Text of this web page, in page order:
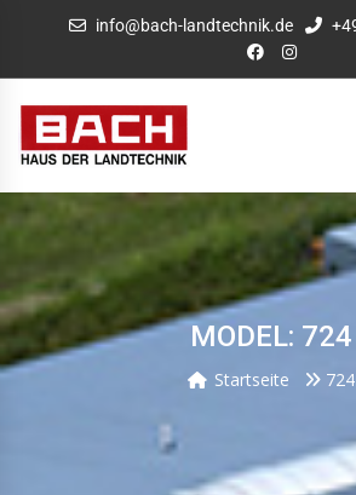
info@bach-landtechnik.de
MODEL: 724
Startseite 724